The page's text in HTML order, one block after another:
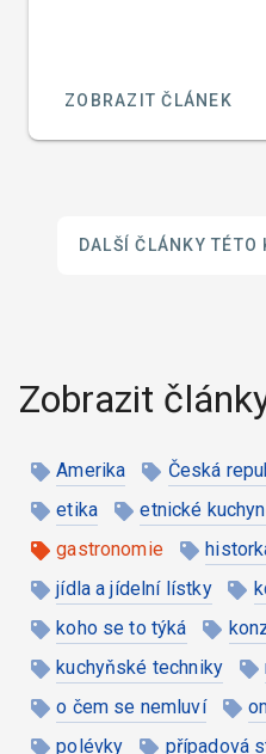
ZOBRAZIT ČLÁNEK
DALŠÍ ČLÁNKY TÉTO
Zobrazit
Amerika Česká
etika
etnické
gastronomie
jídla a jídelní lístky
koho se to týká
kuchyňské techniky
o čem se nemluví
polévky
případová